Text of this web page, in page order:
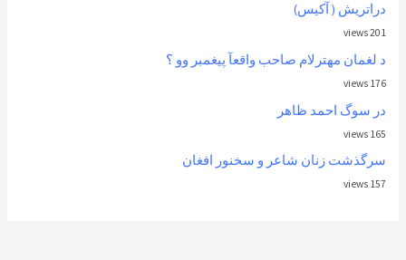
دراتریش ( آکیس)
201 views
د لغمان مهترلام صاحب واقعآ پیغمبر وو ؟
176 views
در سوگ احمد ظاهر
165 views
سرگذشت زنان شاعر و سخنور افغان
157 views